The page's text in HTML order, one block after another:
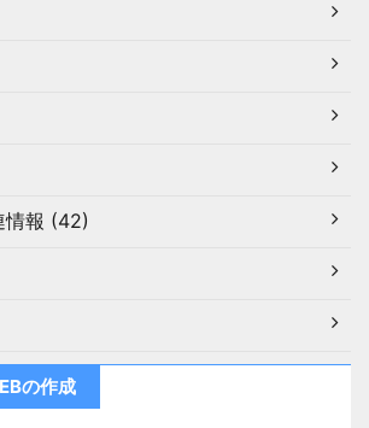
情報 (42)
の作成